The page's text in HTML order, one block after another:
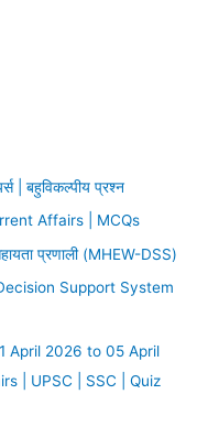
| बहुविकल्पीय प्रश्न
Affairs | MCQs
प्रणाली (MHEW-DSS)
Support System
April 2026 to 05 April
| UPSC | SSC | Quiz